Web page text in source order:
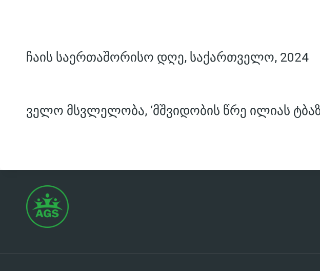
ჩაის საერთაშორისო დღე, საქართველო, 2024
ველო მსვლელობა, ‘მშვიდობის წრე ილიას